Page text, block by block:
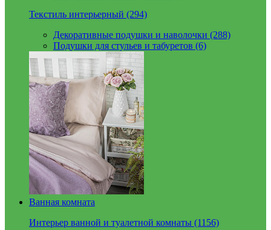
Текстиль интерьерный (294)
Декоративные подушки и наволочки (288)
Подушки для стульев и табуретов (6)
Ванная комната
Интерьер ванной и туалетной комнаты (1156)